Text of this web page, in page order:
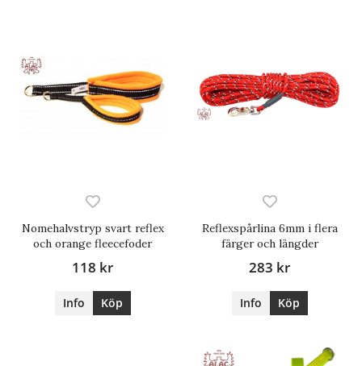
Nomehalvstryp svart reflex
och orange fleecefoder
118 kr
Info Köp
Reflexspårlina 6mm i flera
färger och längder
283 kr
Info Köp